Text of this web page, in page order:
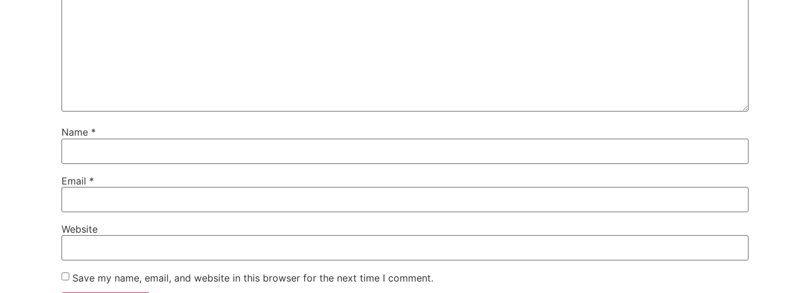
Name *
Email *
Website
Save my name, email, and website in this browser for the next time I comment.